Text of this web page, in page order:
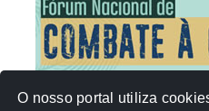
O nosso portal utiliza